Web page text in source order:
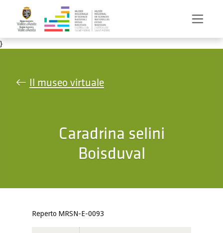
Salta al contenuto principale
}
Il museo virtuale
Caradrina selini
Boisduval
Reperto MRSN-E-0093